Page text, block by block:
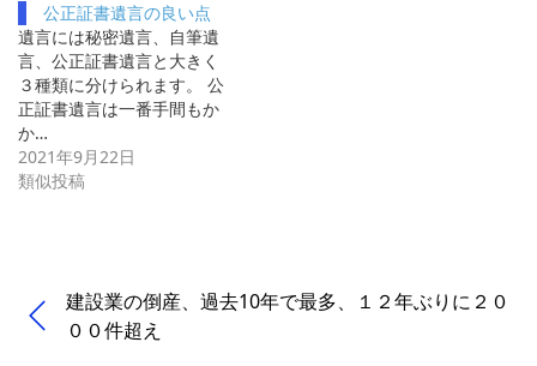
公正証書遺言の良い点
遺言には秘密遺言、自筆遺
言、公正証書遺言と大きく
３種類に分けられます。 公
正証書遺言は一番手間もか
か…
2021年9月22日
類似投稿
建設業の倒産、過去10年で最多、１２年ぶりに２０
００件超え